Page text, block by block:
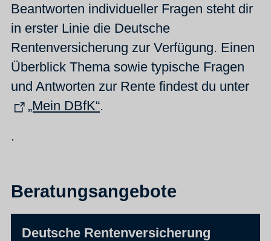
Beantworten individueller Fragen steht dir
in erster Linie die Deutsche
Rentenversicherung zur Verfügung. Einen
Überblick Thema sowie typische Fragen
und Antworten zur Rente findest du unter
„Mein DBfK“.
.
Beratungsangebote
Deutsche Rentenversicherung